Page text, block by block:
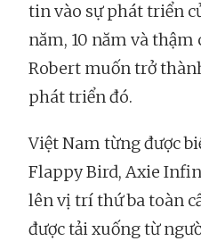
tin vào sự phát triển
năm, 10 năm và
Robert muốn trở
phát triển đó.
Việt Nam từng được
Flappy Bird, Axie
lên vị trí thứ ba toàn
được tải xuống từ